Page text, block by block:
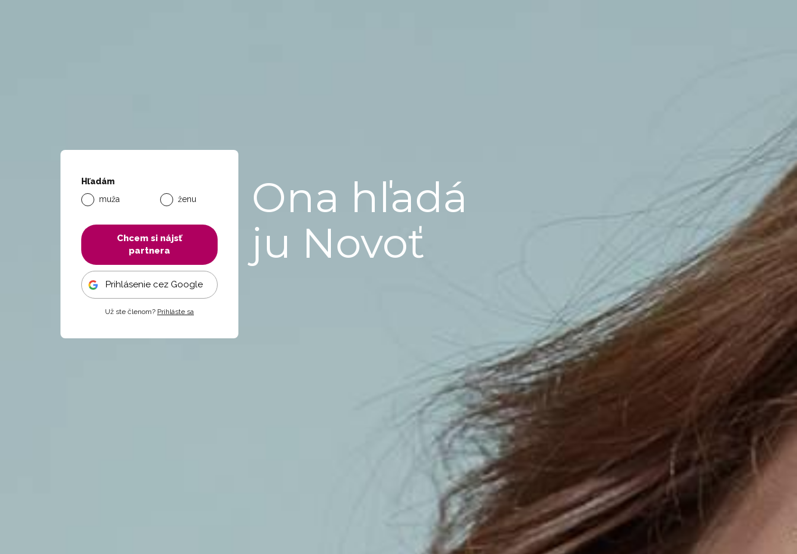
Hľadám
muža
ženu
Chcem si nájsť
partnera
Prihlásenie cez Google
Už ste členom? Prihláste sa
Ona hľadá
ju Novoť